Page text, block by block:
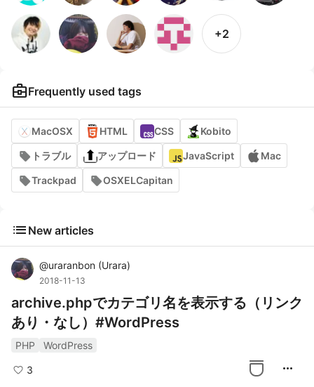
+2
business_centerFrequently used tags
MacOSX HTML CSS Kobito
トラブル アップロード JavaScript Mac
Trackpad OSXELCapitan
list New articles
@uraranbon (Urara)
2018-11-13
archive.phpでカテゴリ名を表示する（リンク
あり・なし）#WordPress
PHP WordPress
3 more_horiz